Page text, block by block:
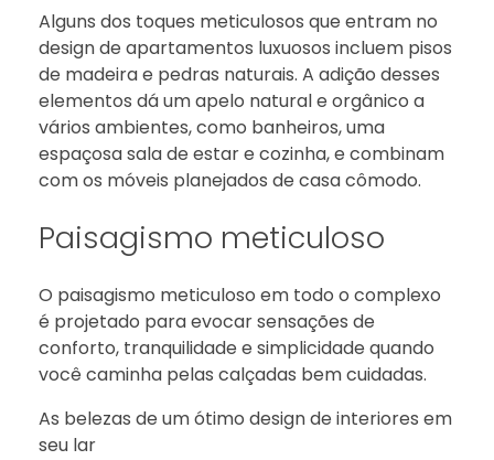
Alguns dos toques meticulosos que entram no
design de apartamentos luxuosos incluem pisos
de madeira e pedras naturais. A adição desses
elementos dá um apelo natural e orgânico a
vários ambientes, como banheiros, uma
espaçosa sala de estar e cozinha, e combinam
com os móveis planejados de casa cômodo.
Paisagismo meticuloso
O paisagismo meticuloso em todo o complexo
é projetado para evocar sensações de
conforto, tranquilidade e simplicidade quando
você caminha pelas calçadas bem cuidadas.
As belezas de um ótimo design de interiores em
seu lar